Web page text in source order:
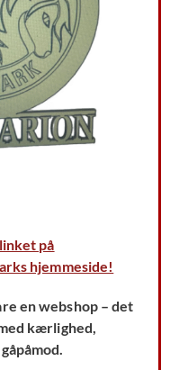
på
hjemmeside!
en webshop – det
kærlighed,